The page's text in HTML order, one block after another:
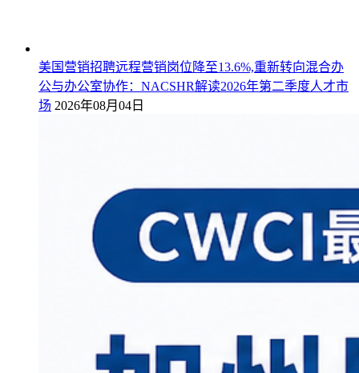
美国营销招聘远程营销岗位降至13.6%,重新转向混合办
公与办公室协作：NACSHR解读2026年第二季度人才市
场 2026年08月04日